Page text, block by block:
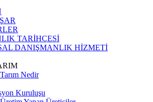
TARİHÇESİ
DANIŞMANLIK HİZMETİ
Nedir
Kuruluşu